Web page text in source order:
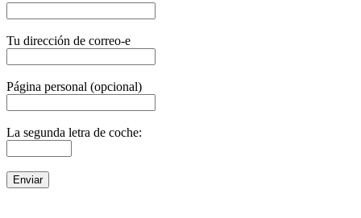
Tu dirección de correo-e
Página personal (opcional)
La segunda letra de coche: